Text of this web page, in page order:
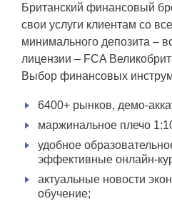
Британский финансовый
свои услуги клиентам со
минимального депозита –
лицензии – FCA
Выбор финансовых
6400+ рынков, демо-
маржинальное плечо
удобное
эффективные онлайн-
актуальные новости
обучение;